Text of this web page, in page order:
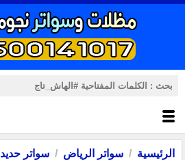
الرئيسية سواتر الرياض سواتر حديد